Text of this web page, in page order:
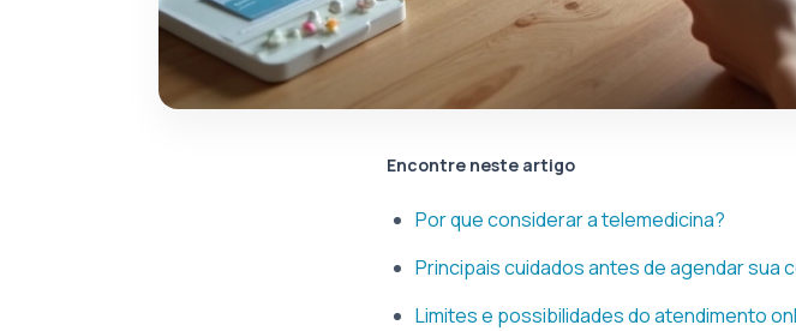
Encontre neste artigo
Por que considerar a telemedicina?
Principais cuidados antes de agendar sua
Limites e possibilidades do atendimento